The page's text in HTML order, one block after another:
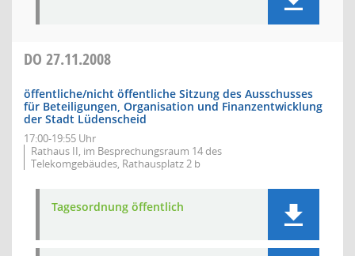
DO 27.11.2008
öffentliche/nicht öffentliche Sitzung des Ausschusses
für Beteiligungen, Organisation und Finanzentwicklung
der Stadt Lüdenscheid
17:00-19:55 Uhr
Rathaus II, im Besprechungsraum 14 des
Telekomgebäudes, Rathausplatz 2 b
Tagesordnung öffentlich